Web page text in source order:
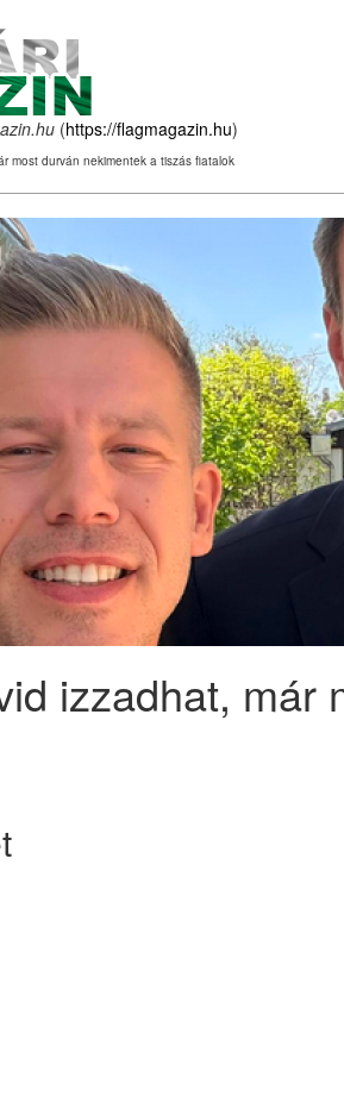
(https://flagmagazin.hu)
most durván nekimentek a tiszás fiatalok
izzadhat, már